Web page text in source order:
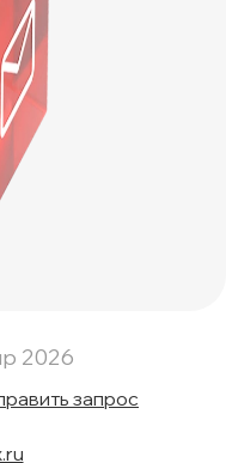
2026
запрос